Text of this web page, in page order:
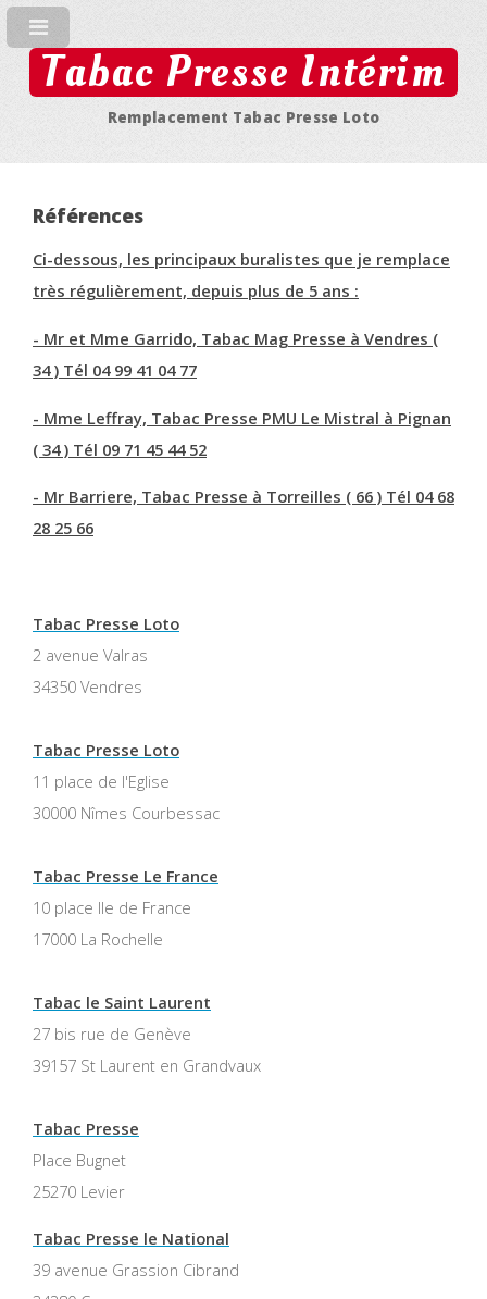
Tabac Presse Intérim
Remplacement Tabac Presse Loto
Références
Ci-dessous, les principaux buralistes que je remplace
très régulièrement, depuis plus de 5 ans :
- Mr et Mme Garrido, Tabac Mag Presse à Vendres (
34 ) Tél 04 99 41 04 77
- Mme Leffray, Tabac Presse PMU Le Mistral à Pignan
( 34 ) Tél 09 71 45 44 52
- Mr Barriere, Tabac Presse à Torreilles ( 66 ) Tél 04 68
28 25 66
Tabac Presse Loto
2 avenue Valras
34350 Vendres
Tabac Presse Loto
11 place de l'Eglise
30000 Nîmes Courbessac
Tabac Presse Le France
10 place Ile de France
17000 La Rochelle
Tabac le Saint Laurent
27 bis rue de Genève
39157 St Laurent en Grandvaux
Tabac Presse
Place Bugnet
25270 Levier
Tabac Presse le National
39 avenue Grassion Cibrand